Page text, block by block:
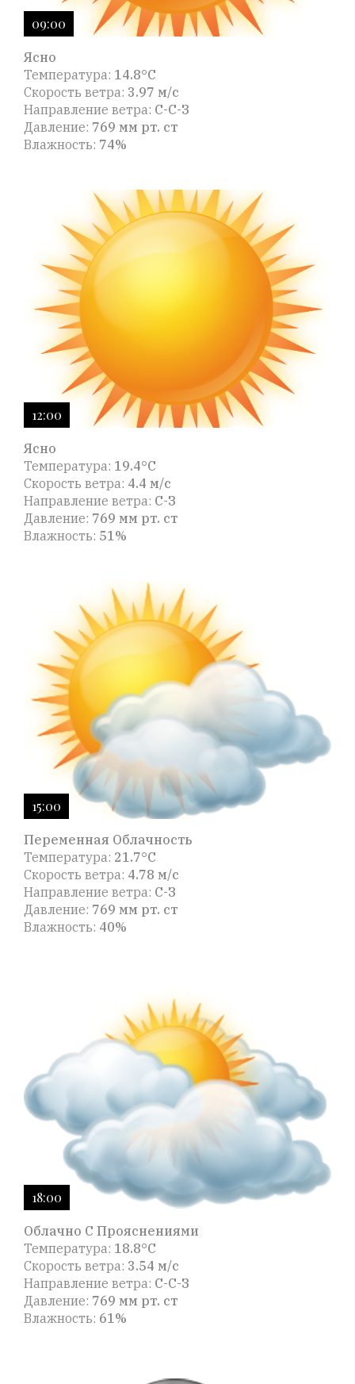
09:00
Ясно
Температура: 14.8°C
Скорость ветра: 3.97 м/с
Направление ветра: С-С-З
Давление: 769 мм рт. ст
Влажность: 74%
12:00
Ясно
Температура: 19.4°C
Скорость ветра: 4.4 м/с
Направление ветра: С-З
Давление: 769 мм рт. ст
Влажность: 51%
15:00
Переменная Облачность
Температура: 21.7°C
Скорость ветра: 4.78 м/с
Направление ветра: С-З
Давление: 769 мм рт. ст
Влажность: 40%
18:00
Облачно С Прояснениями
Температура: 18.8°C
Скорость ветра: 3.54 м/с
Направление ветра: С-С-З
Давление: 769 мм рт. ст
Влажность: 61%